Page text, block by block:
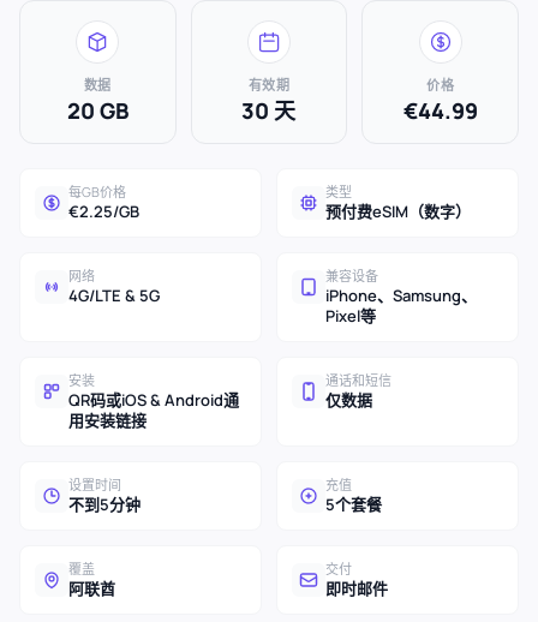
数据
20 GB
有效期
30 天
价格
€44.99
每GB价格
€2.25/GB
类型
预付费eSIM（数字）
网络
4G/LTE & 5G
兼容设备
iPhone、Samsung、
Pixel等
安装
QR码或iOS & Android通
用安装链接
通话和短信
仅数据
设置时间
不到5分钟
充值
5个套餐
覆盖
阿联酋
交付
即时邮件